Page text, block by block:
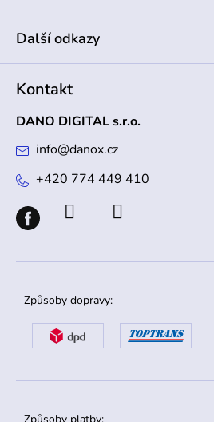
Další odkazy
Kontakt
DANO DIGITAL s.r.o.
info@danox.cz
+420 774 449 410
Způsoby dopravy: